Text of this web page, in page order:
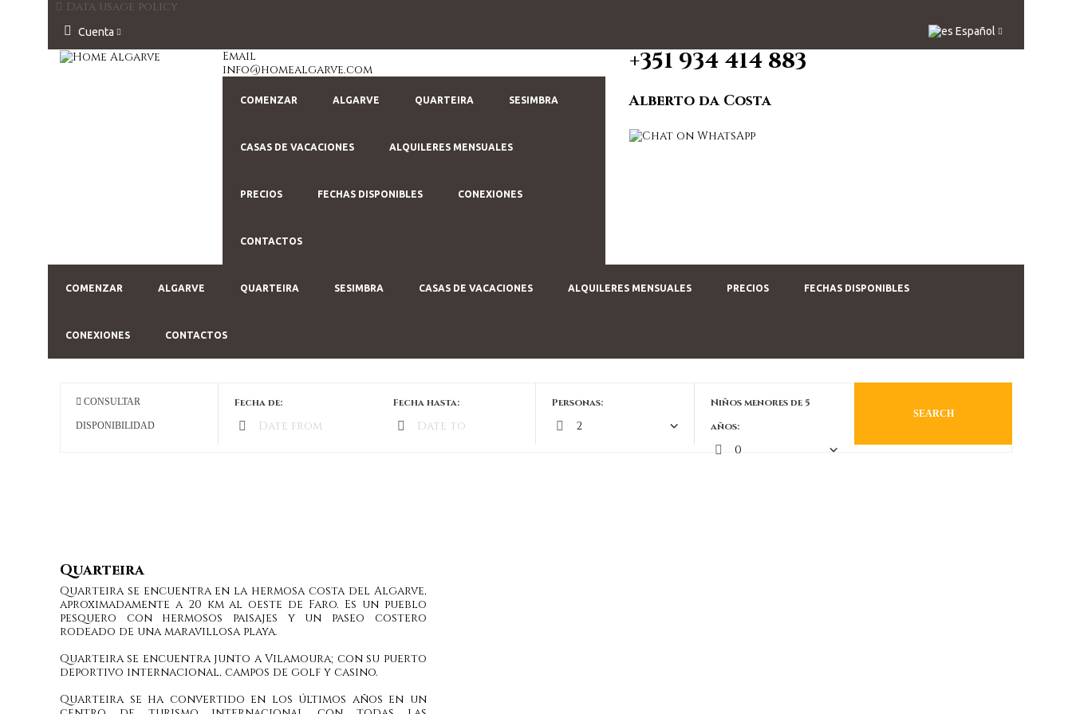
Data usage policy
Cuenta Español
Email
info@homealgarve.com
COMENZAR ALGARVE QUARTEIRA SESIMBRA
CASAS DE VACACIONES ALQUILERES MENSUALES
PRECIOS FECHAS DISPONIBLES CONEXIONES
CONTACTOS
+351 934 414 883
Alberto da Costa
COMENZAR ALGARVE QUARTEIRA SESIMBRA CASAS DE VACACIONES ALQUILERES MENSUALES PRECIOS FECHAS DISPONIBLES
CONEXIONES CONTACTOS
CONSULTAR
DISPONIBILIDAD
Fecha de: Fecha hasta: Personas:
Niños menores de 5
años:
SEARCH
Quarteira
Quarteira se encuentra en la hermosa costa del Algarve,
aproximadamente a 20 km al oeste de Faro. Es un pueblo
pesquero con hermosos paisajes y un paseo costero
rodeado de una maravillosa playa.
Quarteira se encuentra junto a Vilamoura; con su puerto
deportivo internacional, campos de golf y casino.
Quarteira se ha convertido en los últimos años en un